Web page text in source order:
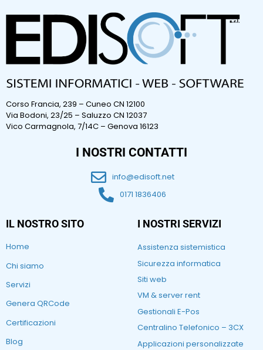
Corso Francia, 239 – Cuneo CN 12100
Via Bodoni, 23/25 – Saluzzo CN 12037
Vico Carmagnola, 7/14C – Genova 16123
I NOSTRI CONTATTI
info@edisoft.net
0171 1836406
IL NOSTRO SITO
Home
Chi siamo
Servizi
Genera QRCode
Certificazioni
Blog
I NOSTRI SERVIZI
Assistenza sistemistica
Sicurezza informatica
Siti web
VM & server rent
Gestionali E-Pos
Centralino Telefonico – 3CX
Applicazioni personalizzate